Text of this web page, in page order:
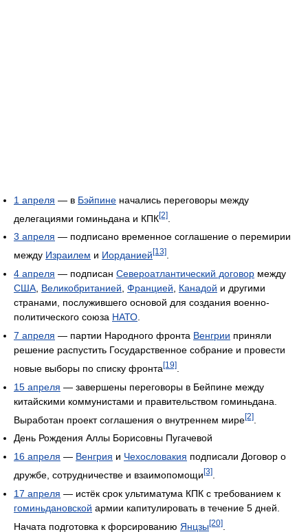
1 апреля — в Бэйпине начались переговоры между
делегациями гоминьдана и КПК[2]
3 апреля — подписано временное соглашение о перемирии
между Израилем и Иорданией [13]
4 апреля — подписан Североатлантический договор между
США Великобританией Францией Канадой и другими
странами, послужившего основой для создания военно-
политического союза НАТО
7 апреля — партии Народного фронта Венгрии приняли
решение распустить Государственное собрание и провести
новые выборы по списку фронта[19]
15 апреля — завершены переговоры в Бейпине между
китайскими коммунистами и правительством гоминьдана.
Выработан проект соглашения о внутреннем мире[2]
День Рождения Аллы Борисовны Пугачевой
16 апреля — Венгрия и Чехословакия подписали Договор о
дружбе, сотрудничестве и взаимопомощи [3]
17 апреля — истёк срок ультиматума КПК с требованием к
гоминьдановской армии капитулировать в течение 5 дней.
Начата подготовка к форсированию Янцзы[20]